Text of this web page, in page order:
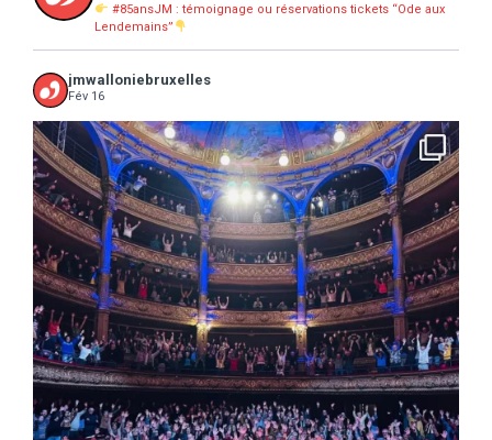
#85ansJM : témoignage ou réservations tickets “Ode aux
Lendemains”
jmwalloniebruxelles
Fév 16
16 concerts scolaires, 3 tout public, 3620 ...
10 0